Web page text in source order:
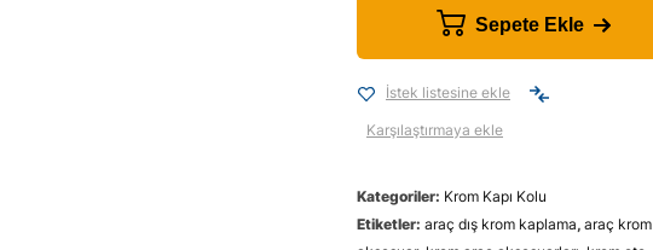
Sepete Ekle
İstek listesine ekle
Karşılaştırmaya ekle
Kategoriler: Krom Kapı Kolu
Etiketler: araç dış krom kaplama, araç krom